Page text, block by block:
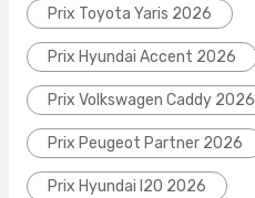
Prix Toyota Yaris 2026
Prix Hyundai Accent 2026
Prix Volkswagen Caddy 2026
Prix Peugeot Partner 2026
Prix Hyundai I20 2026